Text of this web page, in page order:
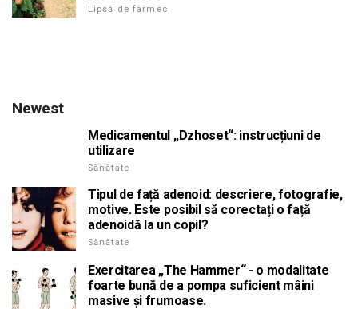
Lipsă de farmec
Newest
Medicamentul „Dzhoset“: instrucțiuni de
utilizare
Sănătate
Tipul de față adenoid: descriere, fotografie,
motive. Este posibil să corectați o față
adenoidă la un copil?
Sănătate
Exercitarea „The Hammer“ - o modalitate
foarte bună de a pompa suficient mâini
masive și frumoase.